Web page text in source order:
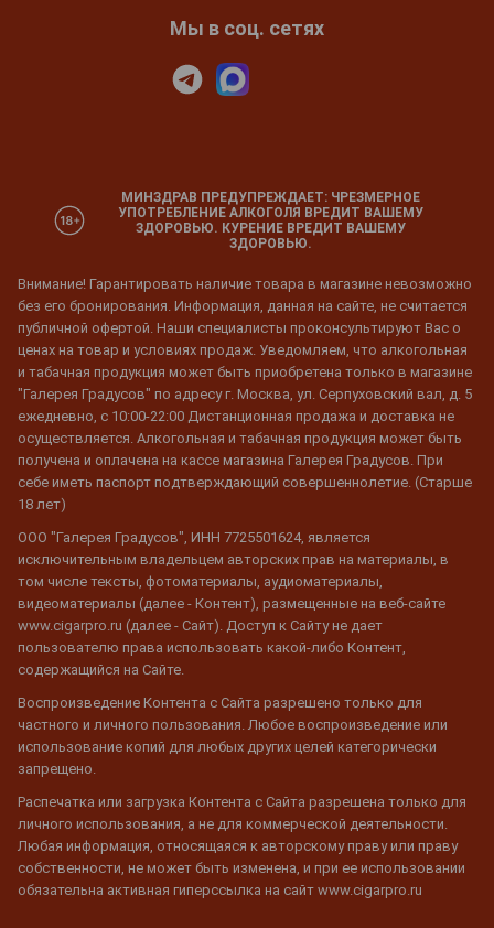
Мы в соц. сетях
МИНЗДРАВ ПРЕДУПРЕЖДАЕТ: ЧРЕЗМЕРНОЕ
УПОТРЕБЛЕНИЕ АЛКОГОЛЯ ВРЕДИТ ВАШЕМУ
ЗДОРОВЬЮ. КУРЕНИЕ ВРЕДИТ ВАШЕМУ
ЗДОРОВЬЮ.
Внимание! Гарантировать наличие товара в магазине невозможно
без его бронирования. Информация, данная на сайте, не считается
публичной офертой. Наши специалисты проконсультируют Вас о
ценах на товар и условиях продаж. Уведомляем, что алкогольная
и табачная продукция может быть приобретена только в магазине
"Галерея Градусов" по адресу г. Москва, ул. Серпуховский вал, д. 5
ежедневно, с 10:00-22:00 Дистанционная продажа и доставка не
осуществляется. Алкогольная и табачная продукция может быть
получена и оплачена на кассе магазина Галерея Градусов. При
себе иметь паспорт подтверждающий совершеннолетие. (Старше
18 лет)
ООО "Галерея Градусов", ИНН 7725501624, является
исключительным владельцем авторских прав на материалы, в
том числе тексты, фотоматериалы, аудиоматериалы,
видеоматериалы (далее - Контент), размещенные на веб-сайте
www.cigarpro.ru (далее - Сайт). Доступ к Сайту не дает
пользователю права использовать какой-либо Контент,
содержащийся на Сайте.
Воспроизведение Контента с Сайта разрешено только для
частного и личного пользования. Любое воспроизведение или
использование копий для любых других целей категорически
запрещено.
Распечатка или загрузка Контента с Сайта разрешена только для
личного использования, а не для коммерческой деятельности.
Любая информация, относящаяся к авторскому праву или праву
собственности, не может быть изменена, и при ее использовании
обязательна активная гиперссылка на сайт www.cigarpro.ru